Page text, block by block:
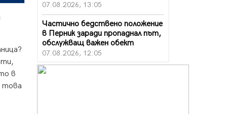
в
това
07.08.2026, 13:05
Частично бедствено положение
в Перник заради пропаднал път,
обслужващ важен обект
07.08.2026, 12:05
Да отговорим на жегите с филм